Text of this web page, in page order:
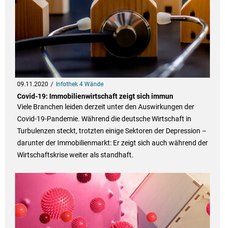
09.11.2020 Infothek 4 Wände
Covid-19: Immobilienwirtschaft zeigt sich immun
Viele Branchen leiden derzeit unter den Auswirkungen der
Covid-19-Pandemie. Während die deutsche Wirtschaft in
Turbulenzen steckt, trotzten einige Sektoren der Depression –
darunter der Immobilienmarkt: Er zeigt sich auch während der
Wirtschaftskrise weiter als standhaft.